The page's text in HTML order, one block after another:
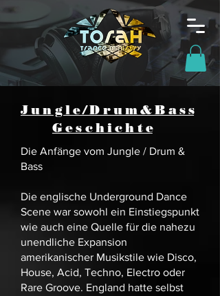
J u n g l e / D r u m & B a s s
G e s c h i c h t e
Die Anfänge vom Jungle / Drum &
Bass
Die englische Underground Dance
Scene war sowohl ein Einstiegspunkt
wie auch eine Quelle für die nahezu
unendliche Expansion
amerikanischer Musikstile wie Disco,
House, Acid, Techno, Electro oder
Rare Groove. England hatte selbst